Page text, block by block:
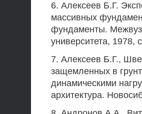
6. Алексеев Б.Г.
массивных
фундаменты.
университета, 1978,
7. Алексеев Б.Г.,
защемленных в
динамическими
архитектура.